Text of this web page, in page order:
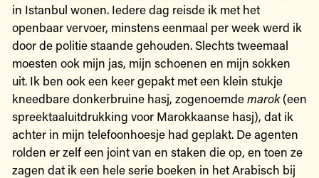
in Istanbul wonen. Iedere dag reisde ik met het
openbaar vervoer, minstens eenmaal per week werd ik
door de politie staande gehouden. Slechts tweemaal
moesten ook mijn jas, mijn schoenen en mijn sokken
uit. Ik ben ook een keer gepakt met een klein stukje
kneedbare donkerbruine hasj, zogenoemdemarok(een
spreektaaluitdrukking voor Marokkaanse hasj), dat ik
achter in mijn telefoonhoesje had geplakt. De agenten
rolden er zelf een joint van en staken die op, en toen ze
zagen dat ik een hele serie boeken in het Arabisch bij